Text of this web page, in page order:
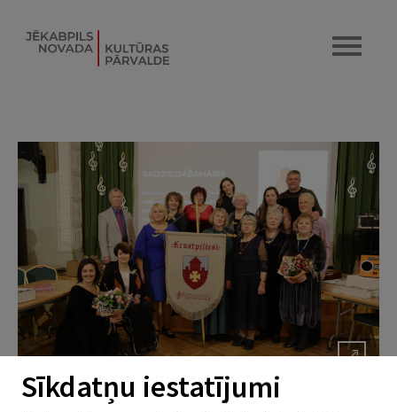
Sīkdatņu iestatījumi